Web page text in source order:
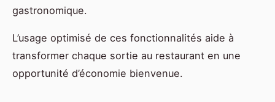
gastronomique.
L’usage optimisé de ces fonctionnalités aide à
transformer chaque sortie au restaurant en une
opportunité d’économie bienvenue.